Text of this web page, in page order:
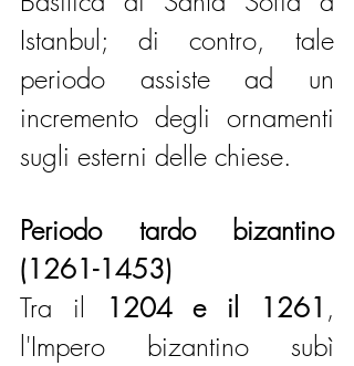
Istanbul; di contro, tale
periodo assiste ad un
incremento degli ornamenti
sugli esterni delle chiese.
Periodo tardo bizantino
(1261-1453)
Tra il
1204 e il 1261 ,
l'Impero bizantino subì